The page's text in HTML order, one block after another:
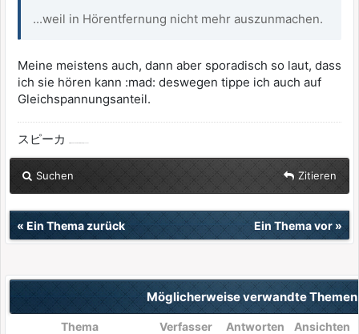
...weil in Hörentfernung nicht mehr auszunmachen.
Meine meistens auch, dann aber sporadisch so laut, dass
ich sie hören kann :mad: deswegen tippe ich auch auf
Gleichspannungsanteil.
スピーカ
Suchen Zitieren
« Ein Thema zurück Ein Thema vor»
Möglicherweise verwandte
Thema Verfasser Antworten Ansichten